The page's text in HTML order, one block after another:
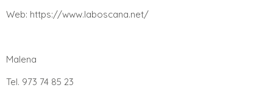
Web: https://www.laboscana.net/
Malena
Tel. 973 74 85 23